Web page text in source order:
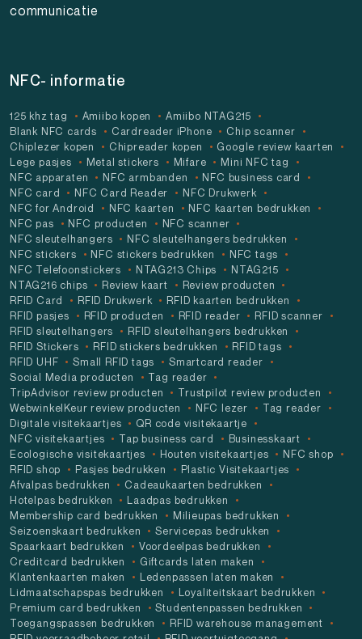
communicatie
NFC- informatie
125 khz tag Amiibo kopen
Amiibo NTAG215
Blank NFC cards
Cardreader iPhone
Chip scanner
Chiplezer kopen
Chipreader kopen
Google review kaarten
Lege pasjes
Metal stickers Mifare
Mini NFC tag
NFC apparaten
NFC armbanden
NFC business card
NFC card
NFC Card Reader
NFC Drukwerk
NFC for Android
NFC kaarten
NFC kaarten bedrukken
NFC pas
NFC producten
NFC scanner
NFC sleutelhangers
NFC sleutelhangers bedrukken
NFC stickers
NFC stickers bedrukken
NFC tags
NFC Telefoonstickers
NTAG213 Chips
NTAG215
NTAG216 chips
Review kaart
Review producten
RFID Card
RFID Drukwerk
RFID kaarten bedrukken
RFID pasjes
RFID producten RFID reader
RFID scanner
RFID sleutelhangers
RFID sleutelhangers bedrukken
RFID Stickers
RFID stickers bedrukken
RFID tags
RFID UHF
Small RFID tags
Smartcard reader
Social Media producten
Tag reader
TripAdvisor review producten
Trustpilot review producten
WebwinkelKeur review producten
NFC lezer
Tag reader
Digitale visitekaartjes
QR code visitekaartje
NFC visitekaartjes
Tap business card
Businesskaart
Ecologische visitekaartjes
Houten visitekaartjes
NFC shop
RFID shop
Pasjes bedrukken
Plastic Visitekaartjes
Afvalpas bedrukken
Cadeaukaarten bedrukken
Hotelpas bedrukken
Laadpas bedrukken
Membership card bedrukken
Milieupas bedrukken
Seizoenskaart bedrukken
Servicepas bedrukken
Spaarkaart bedrukken
Voordeelpas bedrukken
Creditcard bedrukken
Giftcards laten maken
Klantenkaarten maken
Ledenpassen laten maken
Lidmaatschapspas bedrukken
Loyaliteitskaart bedrukken
Premium card bedrukken
Studentenpassen bedrukken
Toegangspassen bedrukken
RFID warehouse management